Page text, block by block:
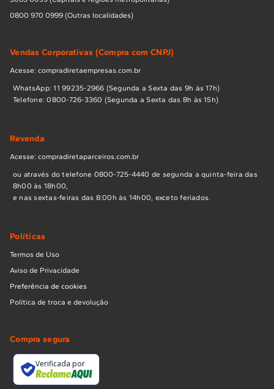
0800 970 0999 (Outras localidades)
Vendas Corporativas (Compra com CNPJ)
Acesse: compradiretaempresas.com.br
WhatsApp: 11 99235-2966 (Segunda a Sexta das 9h às 17h)
Telefone: 0800-726-3360 (Segunda a Sexta das 8h às 15h)
Revenda
Acesse: compradiretaparceiros.com.br
ou através do telefone 0800-725-4440 de segunda a quinta-feira das
8h00 às 18h00,
e nas sextas-feiras das 8:00h às 14h00, exceto feriados.
Políticas
Termos de Uso
Aviso de Privacidade
Preferência de cookies
Política de troca e devolução
Compra segura
Verificada por